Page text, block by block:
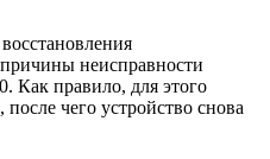
неисправности
правило, для этого
после чего устройство снова